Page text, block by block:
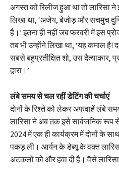
अगस्त को रिलीज हुआ था तो लारिसा
लिखा था, ‘अजेय, बेजोड़ और सचमुच
है।’ इतना ही नहीं जब फरवरी में इस
तब भी उन्होंने लिखा था, ‘यह कमाल
सबसे बहुप्रतीक्षित शो, उस दैत्याकार,
द्वारा।’
लंबे समय से चल रहीं डेटिंग की चर्चाएं
दोनों के रिश्ते को लेकर अफवाहें लंबे
लारिसा ने अब तक इसे सार्वजनिक रूप
2024 में एक ही कार्यक्रम में दोनों के
पकड़ ली। आर्यन के डेब्यू के वक्त
अटकलों को और हवा दी है। वैसे